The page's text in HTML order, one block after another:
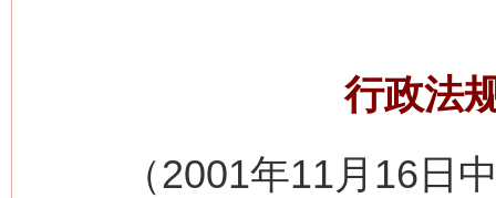
行政法
（2001年11月16日中